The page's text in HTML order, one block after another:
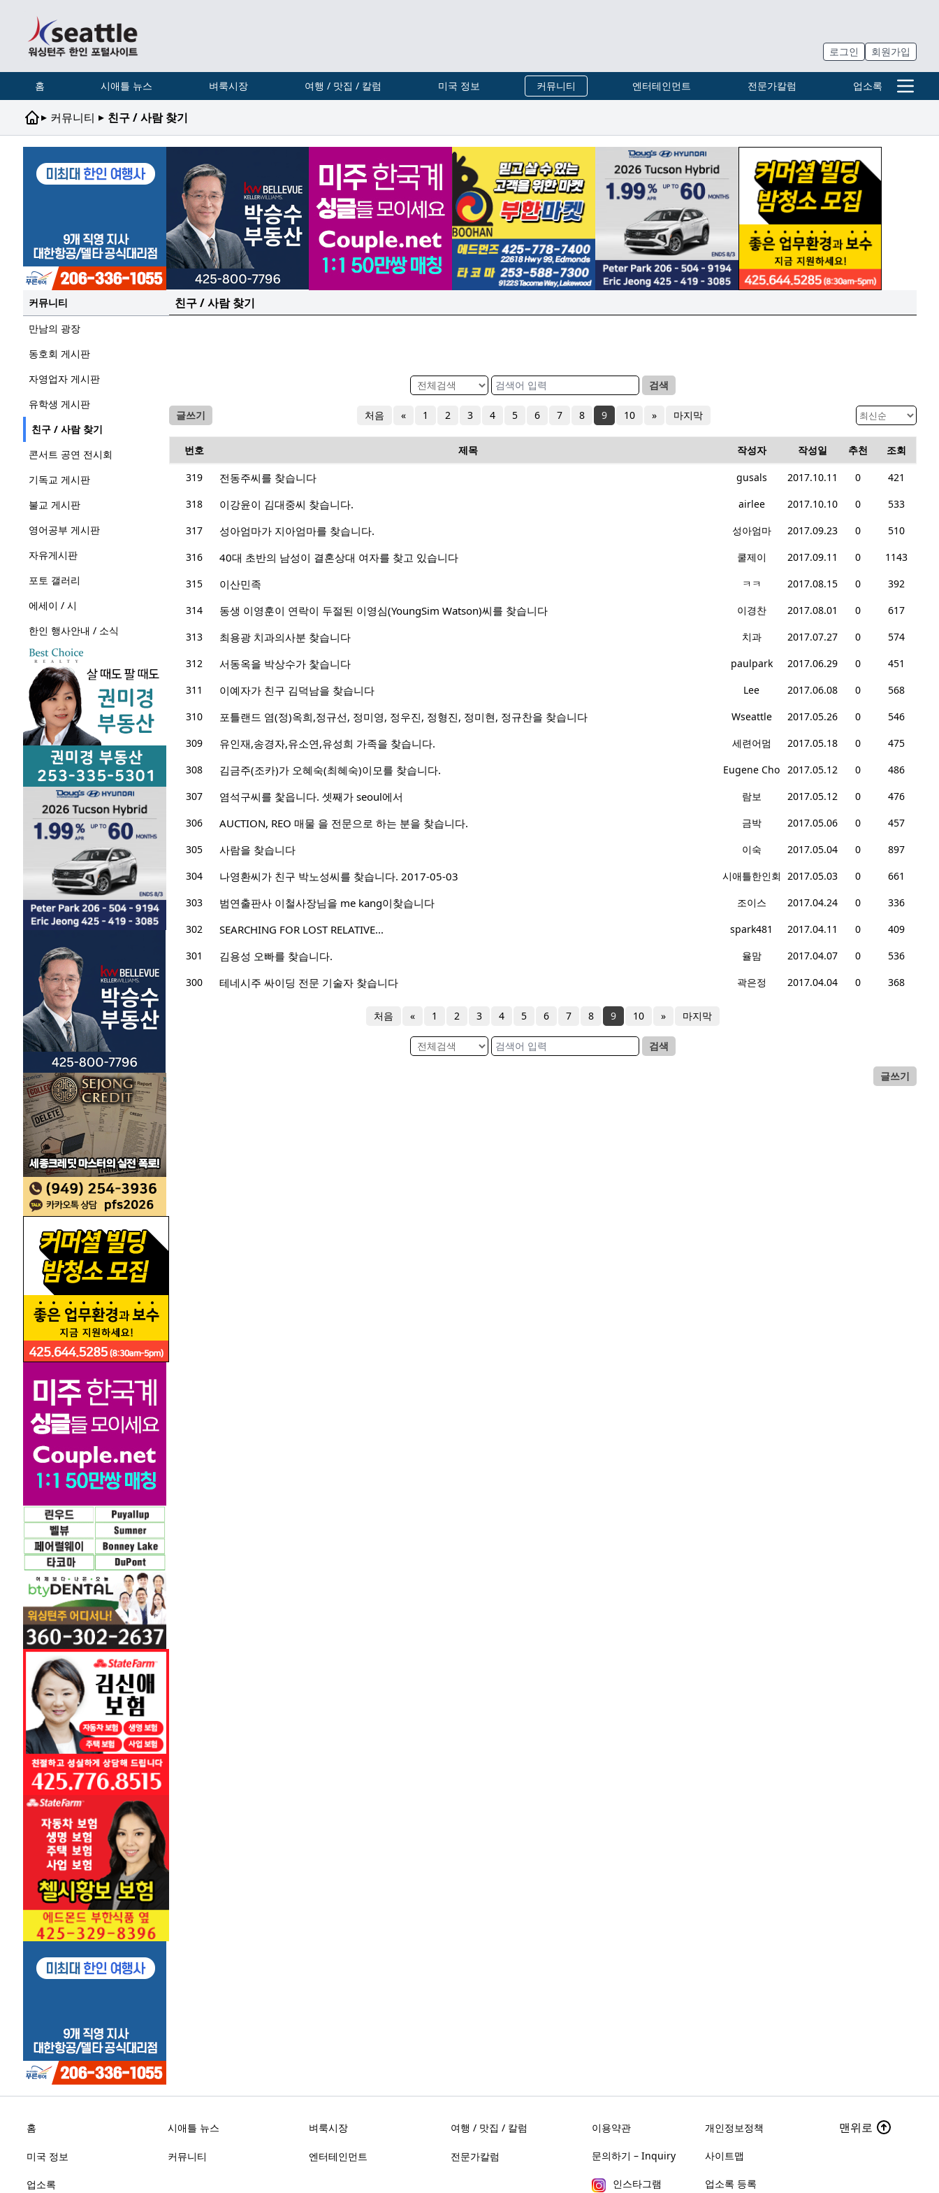
로그인 회원가입
홈 시애틀 뉴스 벼룩시장 여행 / 맛집 / 칼럼 미국 정보 커뮤니티 엔터테인먼트 전문가칼럼 업소록
▸ 커뮤니티 ▸ 친구 / 사람 찾기
커뮤니티
만남의 광장
동호회 게시판
자영업자 게시판
유학생 게시판
친구 / 사람 찾기
콘서트 공연 전시회
기독교 게시판
불교 게시판
영어공부 게시판
자유게시판
포토 갤러리
에세이 / 시
한인 행사안내 / 소식
친구 / 사람 찾기
검색
글쓰기 처음 « 1 2 3 4 5 6 7 8 9 10 » 마지막
번호 제목 작성자 작성일 추천 조회
319 전동주씨를 찾습니다 gusals 2017.10.11 0
421
318
이강윤이 김대중씨 찾습니다. airlee 2017.10.10 0
533
317
성아엄마가 지아엄마를 찾습니다. 성아엄마 2017.09.23 0
510
316
40대 초반의 남성이 결혼상대 여자를 찾고 있습니다 쿨제이 2017.09.11 0
1143
315
이산민족 ㅋㅋ 2017.08.15 0
392
314
동생 이영훈이 연락이 두절된 이영심(YoungSim Watson)씨를 찾습니다 이경찬 2017.08.01 0
617
313
최용광 치과의사분 찾습니다 치과 2017.07.27 0
574
312
서동옥을 박상수가 찿습니다 paulpark 2017.06.29 0
451
311
이예자가 친구 김덕남을 찾습니다 Lee 2017.06.08 0
568
310
포틀랜드 염(정)옥희,정규선, 정미영, 정우진, 정형진, 정미현, 정규찬을 찾습니다 Wseattle 2017.05.26 0
546
309
유인재,송경자,유소연,유성희 가족을 찾습니다. 세련어멈 2017.05.18 0
475
308
김금주(조카)가 오혜숙(최혜숙)이모를 찾습니다. Eugene Cho 2017.05.12 0
486
307
염석구씨를 찿읍니다. 셋째가 seoul에서 람보 2017.05.12 0
476
306
AUCTION, REO 매물 을 전문으로 하는 분을 찾습니다. 금박 2017.05.06 0
457
305
사람을 찾습니다 이숙 2017.05.04 0
897
304
나영환씨가 친구 박노성씨를 찾습니다. 2017-05-03 시애틀한인회 2017.05.03 0
661
303
범연출판사 이철사장님을 me kang이찾습니다 조이스 2017.04.24 0
336
302
SEARCHING FOR LOST RELATIVE... spark481 2017.04.11 0
409
301
김용성 오빠를 찾습니다. 율맘 2017.04.07 0
536
300
테네시주 싸이딩 전문 기술자 찾습니다 곽은정 2017.04.04 0 368
처음 « 1 2 3 4 5 6 7 8 9 10 » 마지막
검색
글쓰기
홈 시애틀 뉴스 벼룩시장 여행 / 맛집 / 칼럼
미국 정보 커뮤니티 엔터테인먼트 전문가칼럼
업소록
이용약관 개인정보정책
문의하기 – Inquiry 사이트맵
인스타그램 업소록 등록
맨위로